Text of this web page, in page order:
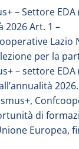
– Settore
2026 Art. 1 –
Lazio
per la
– settore EDA
di
Europea,